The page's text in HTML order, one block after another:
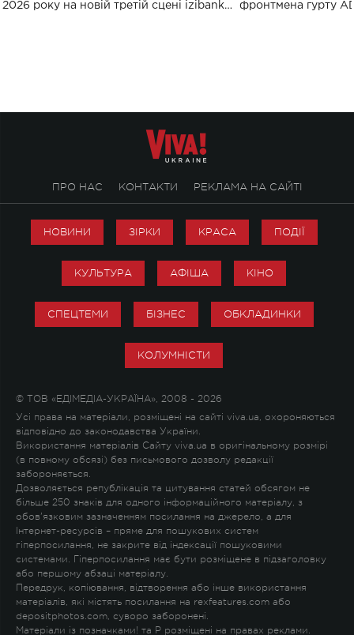
2026 року на новій третій сцені izibank
фронтмена гурту
ПРО НАС КОНТАКТИ РЕКЛАМА НА САЙТІ
НОВИНИ ЗІРКИ КРАСА ПОДІЇ
КУЛЬТУРА АФІША КІНО
СПЕЦТЕМИ БІЗНЕС ОБКЛАДИНКИ
КОЛУМНІСТИ
© ТОВ «ЕДІМЕДІА-УКРАЇНА», 2008 - 2026
Усі права на матеріали, розміщені на сайті viva.ua, охороняються
відповідно до законодавства України.
Використання матеріалів Сайту viva.ua в оригінальному розмірі
(в повному обсязі) без письмового дозволу редакції
забороняється.
Дозволяється републікація та цитування статей обсягом не
більше 250 знаків для одного інформаційного матеріалу, з
обов'язковим зазначенням посилання на джерело, а для
Інтернет-ресурсів – пряме для пошукових систем
гіперпосилання, не закрите від індексації пошуковими
системами. Гіперпосилання має бути розміщене в підзаголовку
або першому абзаці матеріалу.
Передрук, копіювання, відтворення або інше використання
матеріалів, які містять посилання на rexfeatures.com або
depositphotos.com, суворо заборонені.
Матеріали із позначками! та P розміщені на правах реклами.